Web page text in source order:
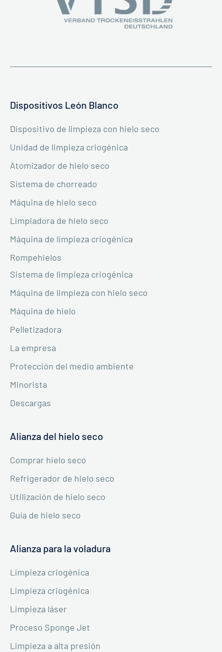
Dispositivos León Blanco
Dispositivo de limpieza con hielo seco
Unidad de limpieza criogénica
Atomizador de hielo seco
Sistema de chorreado
Máquina de hielo seco
Limpiadora de hielo seco
Máquina de limpieza criogénica
Rompehielos
Sistema de limpieza criogénica
Máquina de limpieza con hielo seco
Máquina de hielo
Pelletizadora
La empresa
Protección del medio ambiente
Minorista
Descargas
Alianza del hielo seco
Comprar hielo seco
Refrigerador de hielo seco
Utilización de hielo seco
Guía de hielo seco
Alianza para la voladura
Limpieza criogénica
Limpieza criogénica
Limpieza láser
Proceso Sponge Jet
Limpieza a alta presión